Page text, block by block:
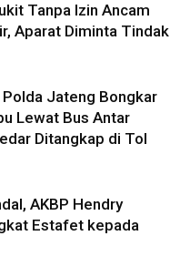
Tanpa Izin Ancam
Aparat Diminta Tindak
Jateng Bongkar
Lewat Bus Antar
Ditangkap di Tol
AKBP Hendry
Estafet kepada